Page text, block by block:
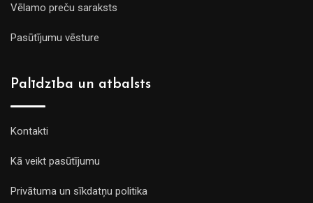
Vēlamo preču saraksts
Pasūtījumu vēsture
Palīdzība un atbalsts
Kontakti
Kā veikt pasūtījumu
Privātuma un sīkdatņu politika